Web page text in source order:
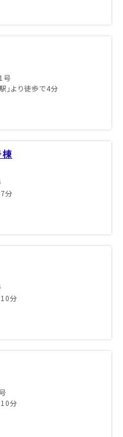
号
」より徒歩で4分
分
10分
10分